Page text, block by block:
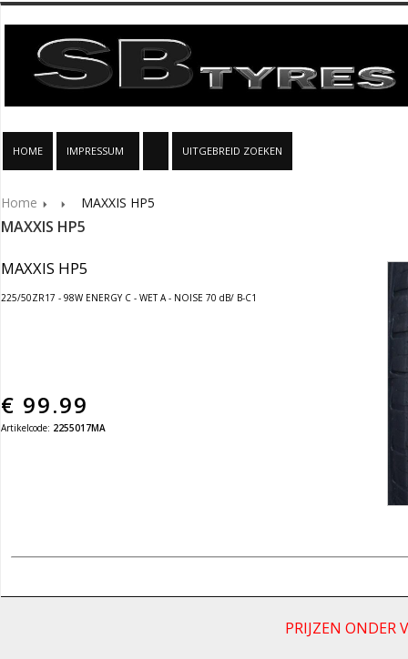
HOME IMPRESSUM UITGEBREID ZOEKEN
Home MAXXIS HP5
MAXXIS HP5
MAXXIS HP5
225/50ZR17 - 98W ENERGY C - WET A - NOISE 70 dB/ B-C1
€ 99.99
Artikelcode: 2255017MA
PRIJZEN ONDER